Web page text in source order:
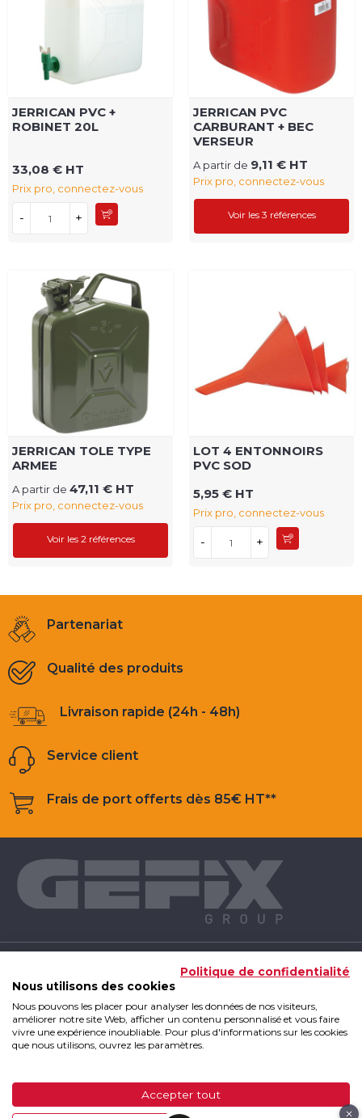
JERRICAN PVC +
ROBINET 20L
33,08 € HT
Prix pro, connectez-vous
- +
JERRICAN PVC
CARBURANT + BEC
VERSEUR
A partir de 9,11 € HT
Prix pro, connectez-vous
Voir les 3 références
JERRICAN TOLE TYPE
ARMEE
A partir de 47,11 € HT
Prix pro, connectez-vous
Voir les 2 références
LOT 4 ENTONNOIRS
PVC SOD
5,95 € HT
Prix pro, connectez-vous
- +
Partenariat
Qualité des produits
Livraison rapide (24h - 48h)
Service client
Frais de port offerts dès 85€ HT**
INFOS UTILES
Politique de confidentialité
Nous utilisons des cookies
Nous pouvons les placer pour analyser les données de nos visiteurs,
améliorer notre site Web, afficher un contenu personnalisé et vous faire
vivre une expérience inoubliable. Pour plus d'informations sur les cookies
que nous utilisons, ouvrez les paramètres.
Accepter tout